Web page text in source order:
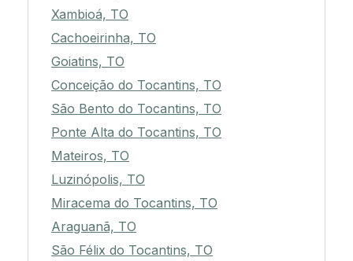
Xambioá, TO
Cachoeirinha, TO
Goiatins, TO
Conceição do Tocantins, TO
São Bento do Tocantins, TO
Ponte Alta do Tocantins, TO
Mateiros, TO
Luzinópolis, TO
Miracema do Tocantins, TO
Araguanã, TO
São Félix do Tocantins, TO